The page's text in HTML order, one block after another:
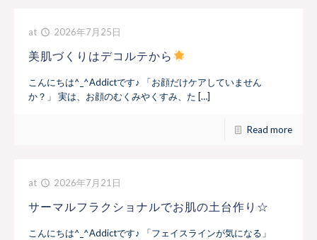
at 2026年7月25日
美肌づくりはデコルテから
こんにちは^_^Addictです♪ 「お顔だけケアしていません
か？」 実は、お顔のむくみやくすみ、た […]
Read more
at 2026年7月21日
サーマルフラクショナルでお肌の土台作り☆
こんにちは^_^Addictです♪ 「フェイスラインが気になる」